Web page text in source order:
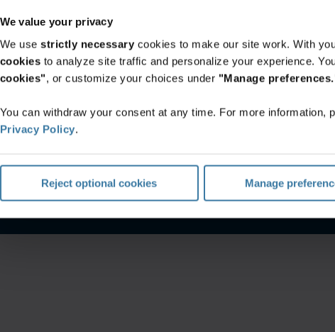
We value your privacy
We use strictly necessary cookies to make our site work. With
cookies to analyze site traffic and personalize your experience.
cookies", or customize your choices under "Manage
You can withdraw your consent at any time. For more information,
Privacy Policy.
Reject optional cookies Manage
ماونتن. جميع الحقوق محفوظة.